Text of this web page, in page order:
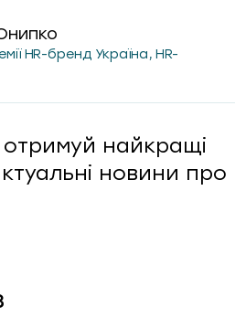
HR-бренд Україна, HR-
найкращі
новини про